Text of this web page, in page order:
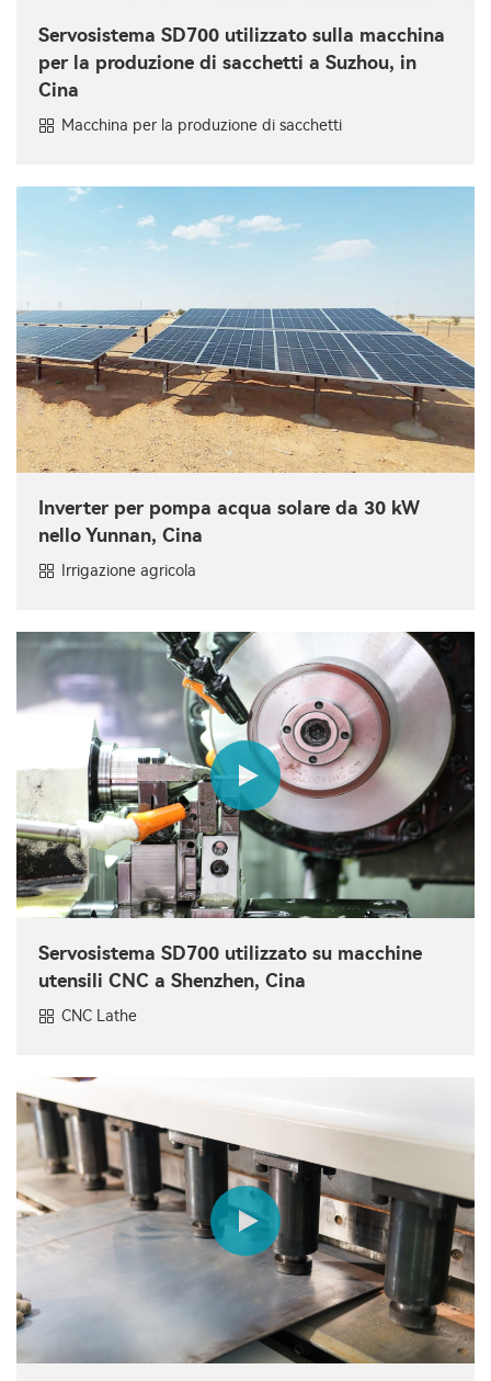
Servosistema SD700 utilizzato sulla macchina
per la produzione di sacchetti a Suzhou, in
Cina
Macchina per la produzione di sacchetti
Inverter per pompa acqua solare da 30 kW
nello Yunnan, Cina
Irrigazione agricola
Servosistema SD700 utilizzato su macchine
utensili CNC a Shenzhen, Cina
CNC Lathe